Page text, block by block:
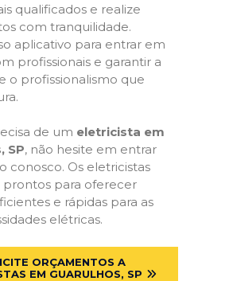
qualificados e realize
com tranquilidade.
aplicativo para entrar em
profissionais e garantir a
o profissionalismo que
de um eletricista em
SP, não hesite em entrar
conosco. Os eletricistas
prontos para oferecer
e rápidas para as
elétricas.
ORÇAMENTOS A
EM GUARULHOS, SP